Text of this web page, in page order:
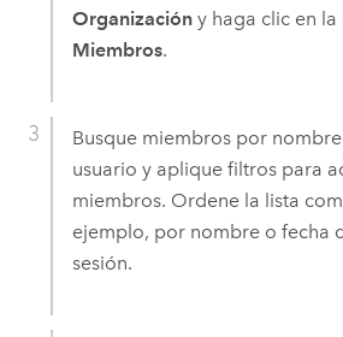
Organizacióny haga clic en la
Miembros.
Busque miembros por
usuario y aplique filtros para
miembros. Ordene la lista
ejemplo, por nombre o fecha
sesión.